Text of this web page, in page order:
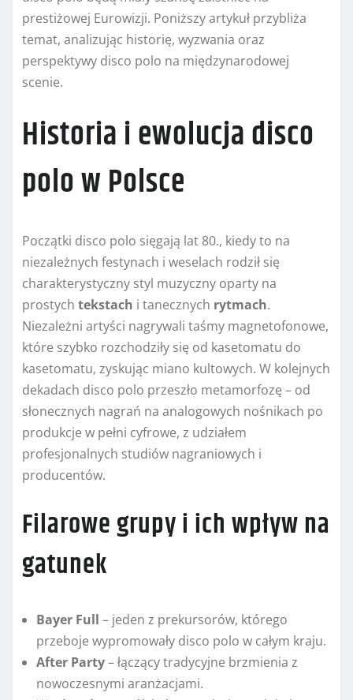
prestiżowej Eurowizji. Poniższy artykuł przybliża
temat, analizując historię, wyzwania oraz
perspektywy disco polo na międzynarodowej
scenie.
Historia i ewolucja disco
polo w Polsce
Początki disco polo sięgają lat 80., kiedy to na
niezależnych festynach i weselach rodził się
charakterystyczny styl muzyczny oparty na
prostych tekstach i tanecznych rytmach.
Niezależni artyści nagrywali taśmy magnetofonowe,
które szybko rozchodziły się od kasetomatu do
kasetomatu, zyskując miano kultowych. W kolejnych
dekadach disco polo przeszło metamorfozę – od
słonecznych nagrań na analogowych nośnikach po
produkcje w pełni cyfrowe, z udziałem
profesjonalnych studiów nagraniowych i
producentów.
Filarowe grupy i ich wpływ na
gatunek
Bayer Full – jeden z prekursorów, którego
przeboje wypromowały disco polo w całym kraju.
After Party– łączący tradycyjne brzmienia z
nowoczesnymi aranżacjami.